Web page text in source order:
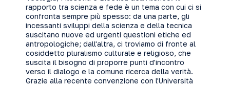
rapporto tra scienza e fede è un tema con cui ci si
confronta sempre più spesso: da una parte, gli
incessanti sviluppi della scienza e della tecnica
suscitano nuove ed urgenti questioni etiche ed
antropologiche; dall'altra, ci troviamo di fronte al
cosiddetto pluralismo culturale e religioso, che
suscita il bisogno di proporre punti d'incontro
verso il dialogo e la comune ricerca della verità.
Grazie alla recente convenzione con l'Università